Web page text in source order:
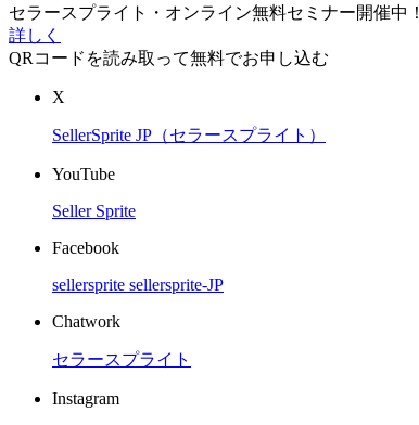
セラースプライト・オンライン無料セミナー開催中！
詳しく
QRコードを読み取って無料でお申し込む
X
SellerSprite JP（セラースプライト）
YouTube
Seller Sprite
Facebook
sellersprite sellersprite-JP
Chatwork
セラースプライト
Instagram